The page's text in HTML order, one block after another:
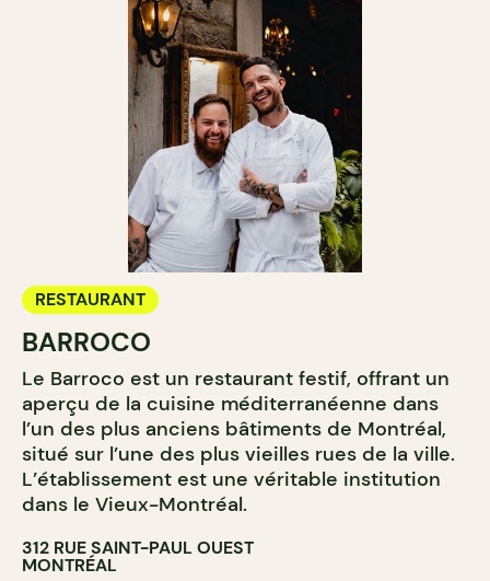
RESTAURANT
BARROCO
Le Barroco est un restaurant festif, offrant un
aperçu de la cuisine méditerranéenne dans
l’un des plus anciens bâtiments de Montréal,
situé sur l’une des plus vieilles rues de la ville.
L’établissement est une véritable institution
dans le Vieux-Montréal.
312 RUE SAINT-PAUL OUEST
MONTRÉAL